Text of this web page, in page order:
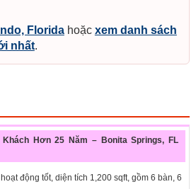
Floridahoặc xem danh sách
nhất.
Hơn 25 Năm – Bonita Springs, FL
động tốt, diện tích 1,200 sqft, gồm 6 bàn, 6